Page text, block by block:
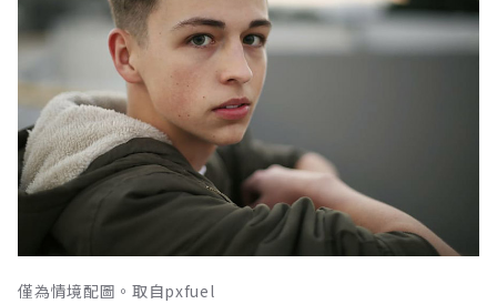
僅為情境配圖。取自pxfuel